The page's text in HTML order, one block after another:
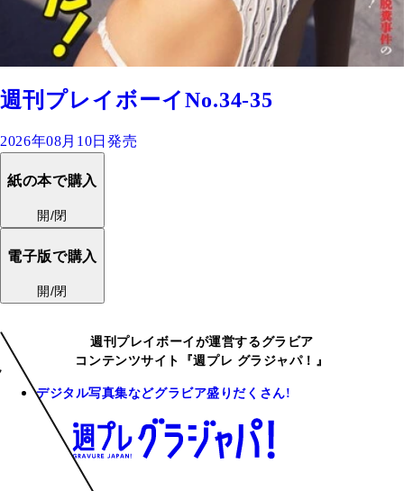
週刊プレイボーイNo.34-35
2026年08月10日発売
紙の本で購入
開/閉
電子版で購入
開/閉
週刊プレイボーイが運営するグラビア
コンテンツサイト『週プレ グラジャパ！』
デジタル写真集などグラビア盛りだくさん!